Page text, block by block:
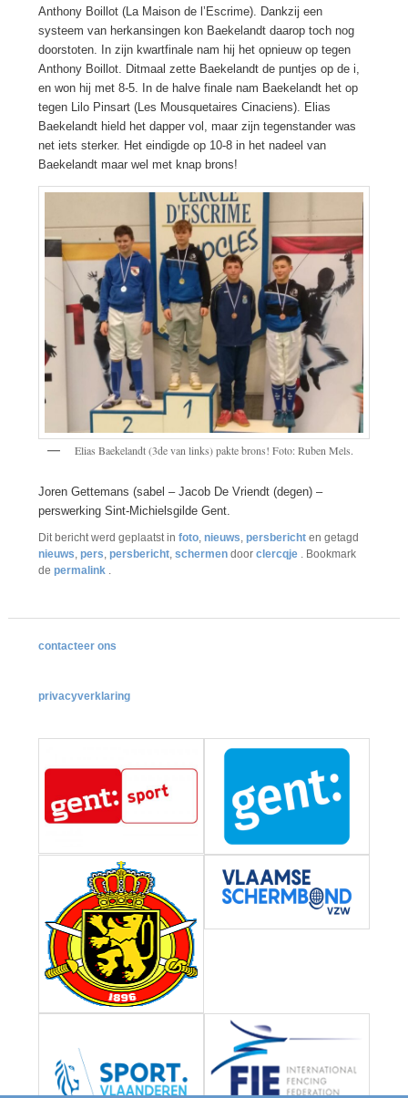
Anthony Boillot (La Maison de l’Escrime). Dankzij een
systeem van herkansingen kon Baekelandt daarop toch nog
doorstoten. In zijn kwartfinale nam hij het opnieuw op tegen
Anthony Boillot. Ditmaal zette Baekelandt de puntjes op de i,
en won hij met 8-5. In de halve finale nam Baekelandt het op
tegen Lilo Pinsart (Les Mousquetaires Cinaciens). Elias
Baekelandt hield het dapper vol, maar zijn tegenstander was
net iets sterker. Het eindigde op 10-8 in het nadeel van
Baekelandt maar wel met knap brons!
Elias Baekelandt (3de van links) pakte brons! Foto: Ruben Mels.
Joren Gettemans (sabel – Jacob De Vriendt (degen) –
perswerking Sint-Michielsgilde Gent.
Dit bericht werd geplaatst in foto, nieuws, persberichten getagd
nieuws, pers, persbericht, schermendoor clercqje . Bookmark
de permalink .
contacteer ons
privacyverklaring